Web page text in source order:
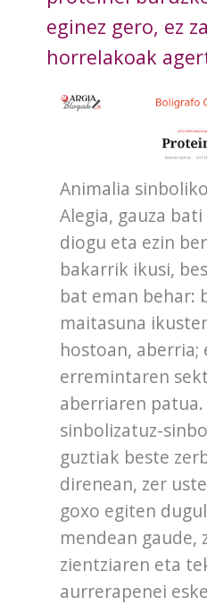
eginez gero, ez
horrelakoak
Animalia
Alegia, gauza
diogu eta ezin
bakarrik ikusi,
bat eman behar:
maitasuna
hostoan, aberria;
erremintaren
aberriaren patua.
sinbolizatuz-
guztiak beste
direnean, zer
goxo egiten
mendean gaude,
zientziaren eta
aurrerapenei